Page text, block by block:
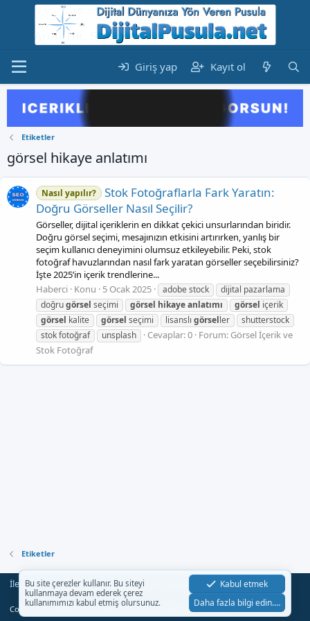
Giriş yap Kayıt ol
Etiketler
görsel hikaye anlatımı
Nasıl yapılır?
Stok Fotoğraflarla Fark Yaratın:
Doğru Görseller Nasıl Seçilir?
Görseller, dijital içeriklerin en dikkat çekici unsurlarından biridir.
Doğru görsel seçimi, mesajınızın etkisini artırırken, yanlış bir
seçim kullanıcı deneyimini olumsuz etkileyebilir. Peki, stok
fotoğraf havuzlarından nasıl fark yaratan görseller seçebilirsiniz?
İşte 2025’in içerik trendlerine...
Haberci Konu 5 Ocak 2025 adobe stock
dijital pazarlama
doğrugörsel seçimi görsel hikayeanlatımı görsel içerik
görsel kalite görsel seçimi lisanslı görseller
shutterstock
stok fotoğraf
unsplash Cevaplar: 0 Forum: Görsel İçerik ve
Stok Fotoğraf
Etiketler
İletişim Şartlar Gizlilik Yardım
R
S
S
Community platform by XenForo® © 2010-2023 XenForo Ltd.
Bu site çerezler kullanır. Bu siteyi
kullanmaya devam ederek çerez
kullanımımızı kabul etmiş olursunuz.
Kabul etmek
Daha fazla bilgi edin.…